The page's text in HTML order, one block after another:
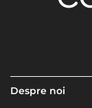
Despre noi